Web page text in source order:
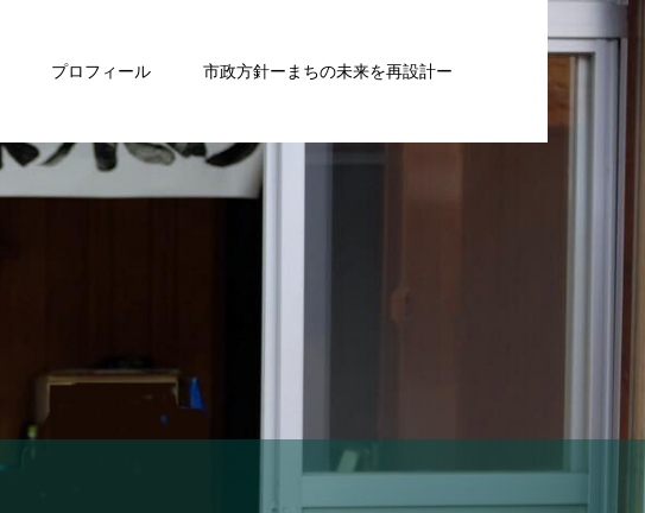
プロフィール 市政方針ーまちの未来を再設計ー